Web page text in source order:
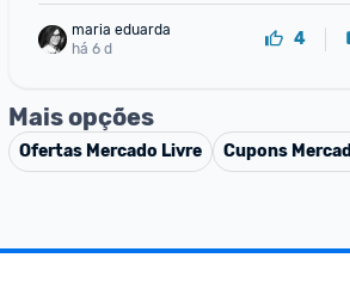
maria eduarda
há 6 d
4
Mais opções
Ofertas Mercado Livre Cupons